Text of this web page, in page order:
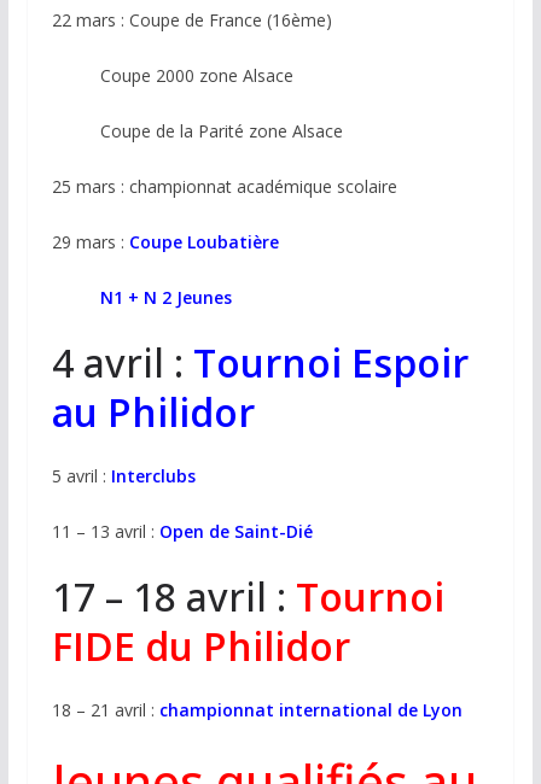
22 mars : Coupe de France (16ème)
Coupe 2000 zone Alsace
Coupe de la Parité zone Alsace
25 mars : championnat académique scolaire
29 mars : Coupe Loubatière
N1 + N 2 Jeunes
4 avril : Tournoi Espoir
au Philidor
5 avril : Interclubs
11 – 13 avril : Open de Saint-Dié
17 – 18 avril : Tournoi
FIDE du Philidor
18 – 21 avril : championnat international de Lyon